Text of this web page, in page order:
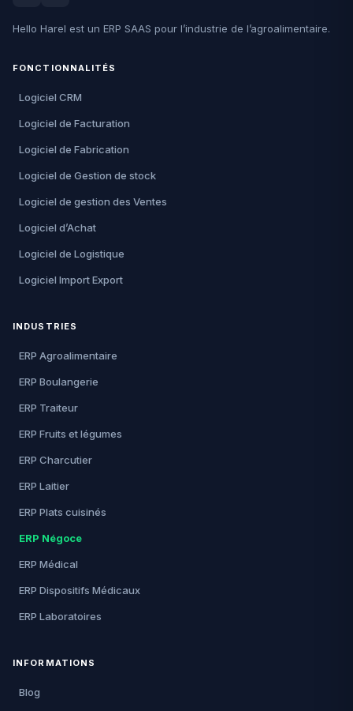
Hello Harel est un ERP SAAS pour l’industrie de l’agroalimentaire.
FONCTIONNALITÉS
Logiciel CRM
Logiciel de Facturation
Logiciel de Fabrication
Logiciel de Gestion de stock
Logiciel de gestion des Ventes
Logiciel d’Achat
Logiciel de Logistique
Logiciel Import Export
INDUSTRIES
ERP Agroalimentaire
ERP Boulangerie
ERP Traiteur
ERP Fruits et légumes
ERP Charcutier
ERP Laitier
ERP Plats cuisinés
ERP Négoce
ERP Médical
ERP Dispositifs Médicaux
ERP Laboratoires
INFORMATIONS
Blog